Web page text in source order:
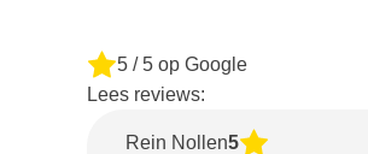
5 / 5 op Google
Lees reviews:
Rein Nollen5